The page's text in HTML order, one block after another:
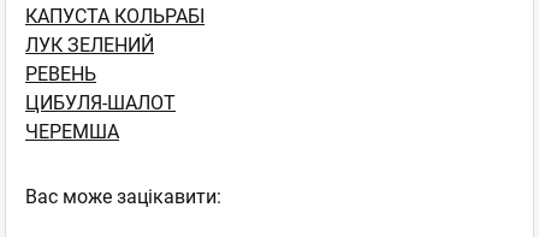
КАПУСТА КОЛЬРАБІ
ЛУК ЗЕЛЕНИЙ
РЕВЕНЬ
ЦИБУЛЯ-ШАЛОТ
ЧЕРЕМША
Вас може зацікавити: